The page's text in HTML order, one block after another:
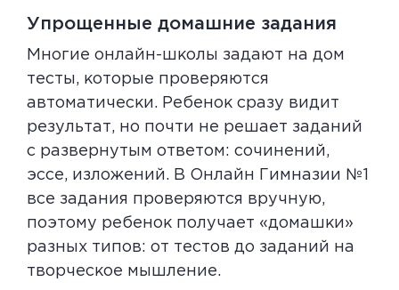
Упрощенные домашние задания
Многие онлайн-школы задают на дом
тесты, которые проверяются
автоматически. Ребенок сразу видит
результат, но почти не решает заданий
с развернутым ответом: сочинений,
эссе, изложений. В Онлайн Гимназии №1
все задания проверяются вручную,
поэтому ребенок получает «домашки»
разных типов: от тестов до заданий на
творческое мышление.